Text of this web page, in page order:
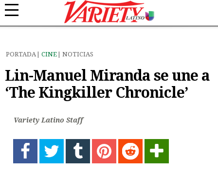
PORTADA CINE NOTICIAS
Lin-Manuel Miranda se une a
‘The Kingkiller Chronicle’
Variety Latino Staff